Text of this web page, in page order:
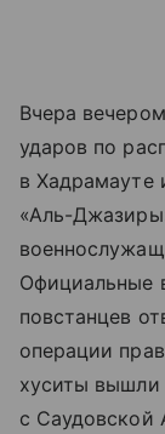
Вчера
ударов по
в
«Аль-
Официальные
повстанцев
операции
хуситы вышли
с Саудовской